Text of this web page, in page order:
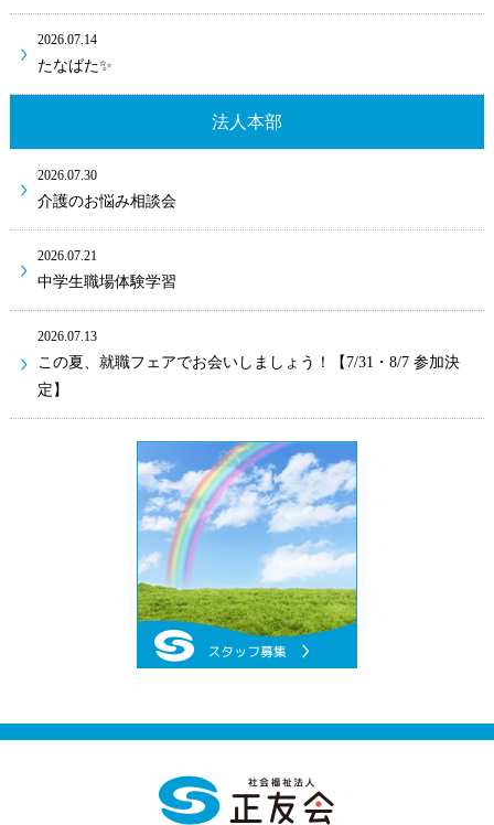
2026.07.14
たなばた✨
法人本部
2026.07.30
介護のお悩み相談会
2026.07.21
中学生職場体験学習
2026.07.13
この夏、就職フェアでお会いしましょう！【7/31・8/7 参加決
定】